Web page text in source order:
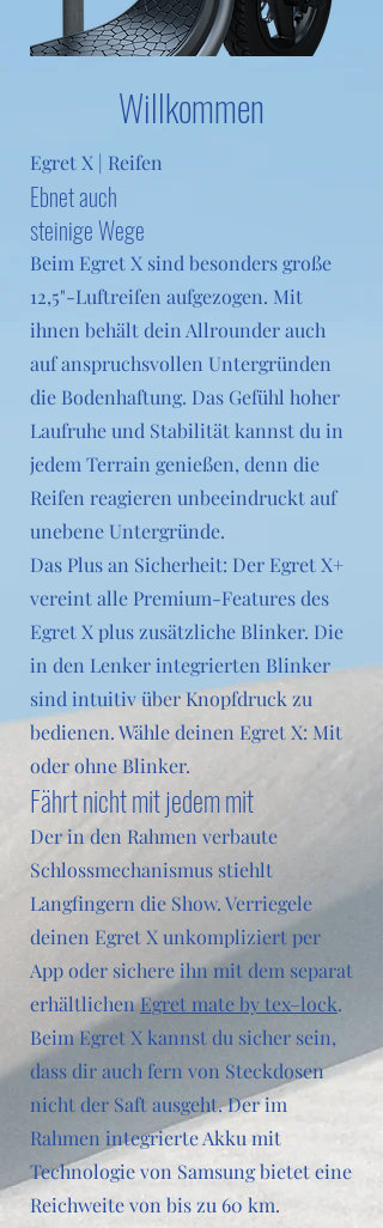
Willkommen
Egret X | Reifen
Ebnet auch
steinige Wege
Beim Egret X sind besonders große
12,5"-Luftreifen aufgezogen. Mit
ihnen behält dein Allrounder auch
auf anspruchsvollen Untergründen
die Bodenhaftung. Das Gefühl hoher
Laufruhe und Stabilität kannst du in
jedem Terrain genießen, denn die
Reifen reagieren unbeeindruckt auf
unebene Untergründe.
Das Plus an Sicherheit: Der Egret X+
vereint alle Premium-Features des
Egret X plus zusätzliche Blinker. Die
in den Lenker integrierten Blinker
sind intuitiv über Knopfdruck zu
bedienen. Wähle deinen Egret X: Mit
oder ohne Blinker.
Fährt nicht mit jedem mit
Der in den Rahmen verbaute
Schlossmechanismus stiehlt
Langfingern die Show. Verriegele
deinen Egret X unkompliziert per
App oder sichere ihn mit dem separat
erhältlichenEgret mate by tex–lock.
Beim Egret X kannst du sicher sein,
dass dir auch fern von Steckdosen
nicht der Saft ausgeht. Der im
Rahmen integrierte Akku mit
Technologie von Samsung bietet eine
Reichweite von bis zu 60 km.